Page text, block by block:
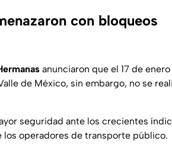
con bloqueos
anunciaron que el 17 de
de México, sin embargo, no se
seguridad ante los crecientes
operadores de transporte público.